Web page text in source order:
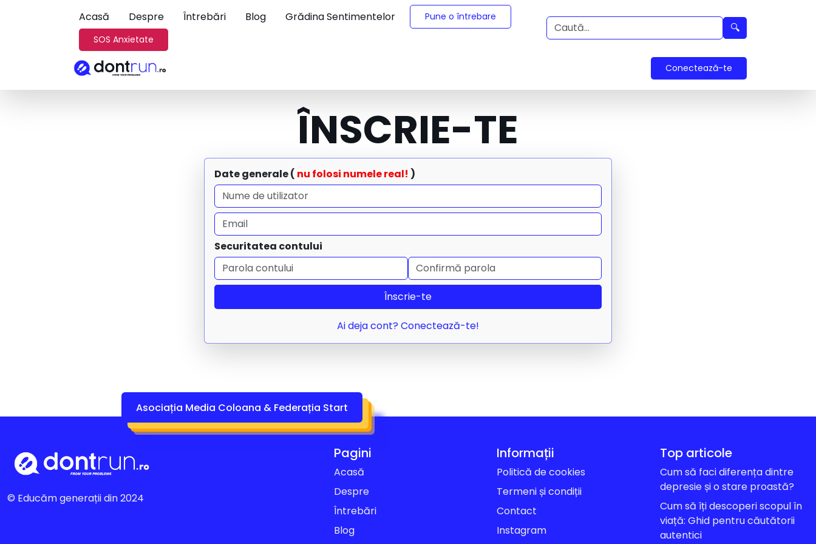
Acasă Despre Întrebări Blog Grădina Sentimentelor
Pune o întrebare
SOS Anxietate
🔍
Conectează-te
ÎNSCRIE-TE
Date generale ( nu folosi numele real! )
Securitatea contului
Înscrie-te
Ai deja cont? Conectează-te!
Asociația Media Coloana & Federația Start
© Educăm generații din 2024
Pagini
Acasă
Despre
Întrebări
Blog
Informații
Politică de cookies
Termeni și condiții
Contact
Instagram
Top articole
Cum să faci diferența dintre
depresie și o stare proastă?
Cum să îți descoperi scopul în
viață: Ghid pentru căutătorii
autentici